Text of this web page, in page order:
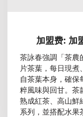
加盟费: 加
茶詠春強調「茶農
片茶葉，每日現煮
自茶葉本身，確保
粹風味與回甘。茶
熟成紅茶、高山鮮
系列，並搭配水果